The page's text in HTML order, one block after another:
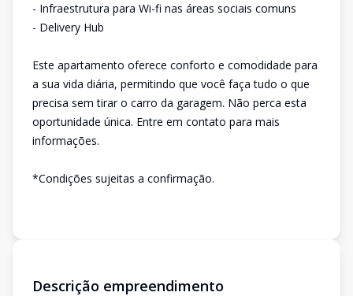
- Infraestrutura para Wi-fi nas áreas sociais comuns
- Delivery Hub
Este apartamento oferece conforto e comodidade para
a sua vida diária, permitindo que você faça tudo o que
precisa sem tirar o carro da garagem. Não perca esta
oportunidade única. Entre em contato para mais
informações.
*Condições sujeitas a confirmação.
Descrição empreendimento